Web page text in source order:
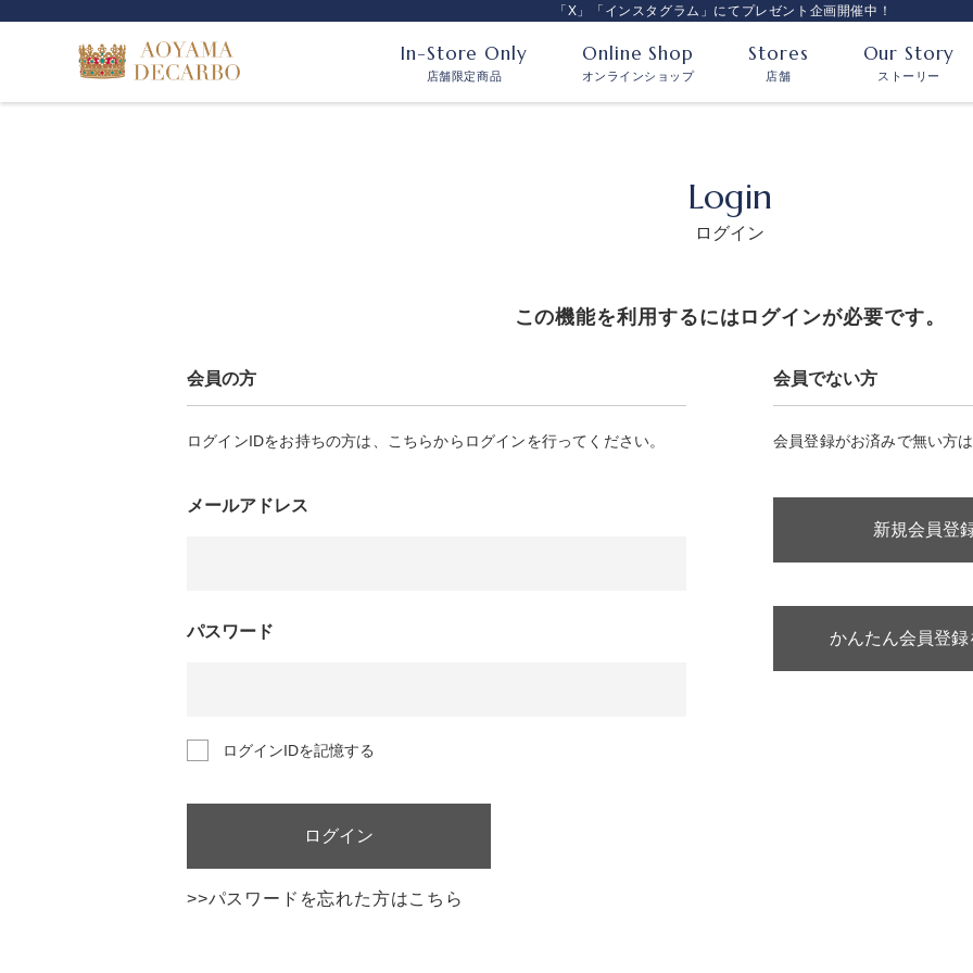
「X」「インスタグラム」にてプレゼント企画開催中！
In-Store Only
店舗限定商品
Online Shop
オンラインショップ
Stores
店舗
Our Story
ストーリー
Login
ログイン
この機能を利用するにはログインが必要です。
会員の方
ログインIDをお持ちの方は、こちらからログインを行ってください。
メールアドレス
パスワード
ログインIDを記憶する
ログイン
>>パスワードを忘れた方はこちら
会員でない方
会員登録がお済みで無い方
新規会員登
かんたん会員登録